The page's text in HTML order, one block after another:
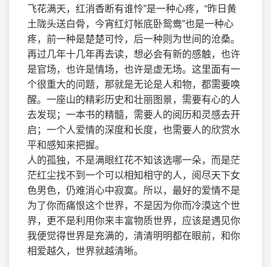
飞花满天，红消香断有谁怜”是一种心疼，“昨日黄
土陇头送白骨，今宵红灯帐底卧鸳鸯”也是一种心
疼，前一种是楚楚可怜，后一种则为世间的沧桑。
再过几年十几年再去读，想必会有新的感触，也许
是官场，也许是情场，也许是虚无场。这里面有一
个很重大的问题，那就是无论是人和物，都需要唤
醒。一座山的精彩历史和壮丽图景，需要有心的人
去发现；一本书的精髓，需要人的阅历和灵感去开
启；一个人爱情的深度和长度，也需要人的欣赏水
平和感知来把握。
人的孤独，不是满眼红花不知该选哪一朵，而是茫
茫红尘找不到一个可以相知相守的人，阅尽天下女
色男色，仍难消心中寂寞。所以，最好的爱情不是
为了你而痛恨这个世界，不是因为你而冷漠这个世
界，更不是利用你来丰富物质世界，应该是遇见你
我便觉得世界是充满的，清清明明都在眼前，和你
相爱越久，世界就越清晰。